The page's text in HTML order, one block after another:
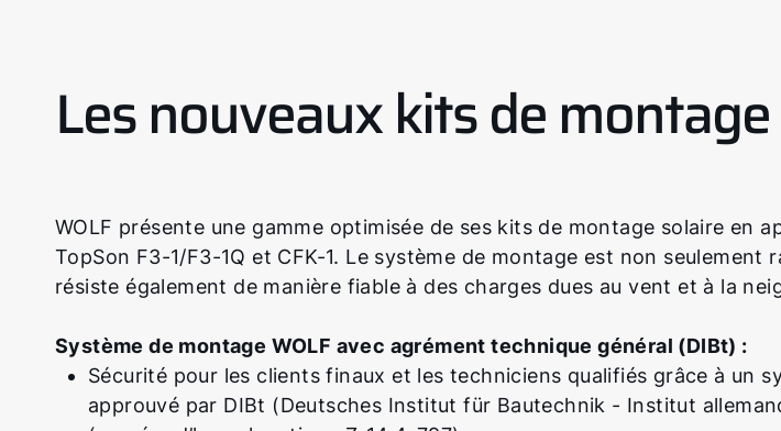
Les nouveaux kits de
WOLF présente une gamme optimisée de ses kits de montage solaire en
TopSon F3-1/F3-1Q et CFK-1. Le système de montage est non seulement
résiste également de manière fiable à des charges dues au vent et à la
Système de montage WOLF avec agrément technique général (DIBt) :
Sécurité pour les clients finaux et les techniciens qualifiés grâce à un
approuvé par DIBt (Deutsches Institut für Bautechnik - Institut